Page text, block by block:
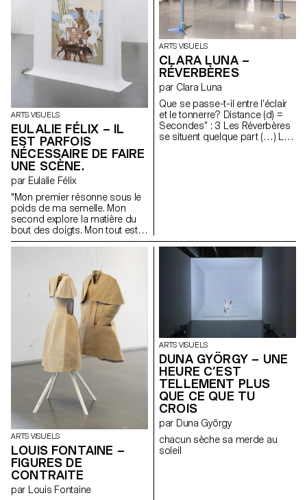
» de Daisy Lafarge, « But Did
You Die ? » de Precious
Okoyomon, « Ariel » de Sylvia
Plath et « Dawn » d’Octavia
Butler. La pièce a été inspirée
par la forme de cloche de « The
Bell Jar »(S. Plath) et les effets
de dépression par aspiration
permettant des avortements «
diy ». Elle est composée de
céramique mouillée de
testostérone, aluminium,
préservatifs, digues dentaires,
ARTS VISUELS
EULALIE FÉLIX – IL
EST PARFOIS
NÉCESSAIRE DE FAIRE
UNE SCÈNE.
par Eulalie Félix
"Mon premier résonne sous le
poids de ma semelle. Mon
second explore la matière du
bout des doigts. Mon tout est
modeste et nourricière,
ARTS VISUELS
CLARA LUNA –
RÉVERBÈRES
par Clara Luna
Que se passe-t-il entre l’éclair
et le tonnerre? Distance (d) =
Secondes’’ : 3 Les Réverbères
se situent quelque part (…) La
ARTS VISUELS
LOUIS FONTAINE –
FIGURES DE
CONTRAITE
par Louis Fontaine
ARTS VISUELS
DUNA GYÖRGY – UNE
HEURE C’EST
TELLEMENT PLUS
QUE CE QUE TU
CROIS
par Duna György
chacun sèche sa merde au
soleil